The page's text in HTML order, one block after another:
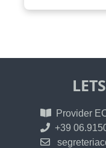
Provider
+39